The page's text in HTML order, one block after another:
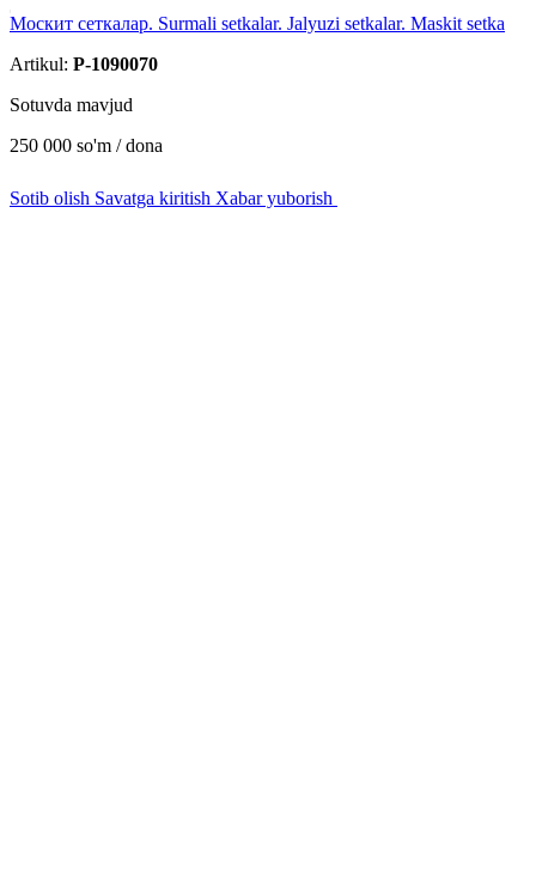
Москит сеткалар. Surmali setkalar. Jalyuzi setkalar. Maskit setka
Artikul: P-1090070
Sotuvda mavjud
250 000 so'm / dona
Sotib olish Savatga kiritish Xabar yuborish